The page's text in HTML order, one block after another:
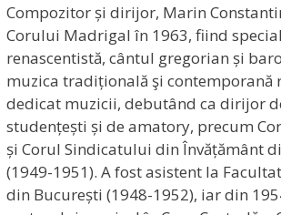
Compozitor și dirijor, Marin
Corului Madrigal în 1963, fiind
renascentistă, cântul gregorian și
muzica tradițională şi contemporană
dedicat muzicii, debutând ca dirijor
studențești și de amatory, precum
și Corul Sindicatului din Învățământ
(1949-1951). A fost asistent la
din București (1948-1952), iar din